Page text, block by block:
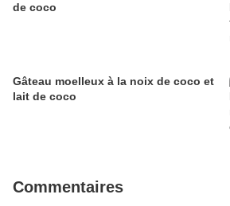
de coco
Gâteau moelleux à la noix de coco et
lait de coco
Commentaires